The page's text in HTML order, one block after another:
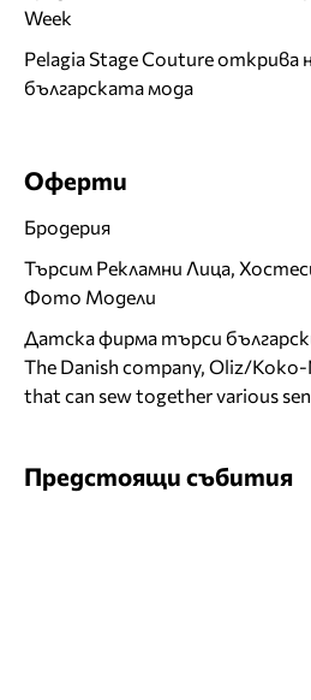
Week
Pelagia Stage Couture открива
българската мода
Оферти
Бродерия
Търсим Рекламни Лица,
Фото Модели
Датска фирма търси
The Danish company, Oliz/
that can sew together various
Предстоящи събития